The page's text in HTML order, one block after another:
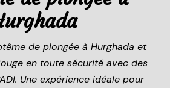
de plongée à Hurghada et
en toute sécurité avec des
Une expérience idéale pour